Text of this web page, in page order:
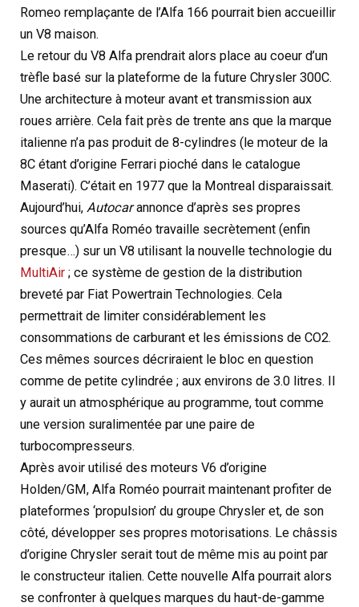
Romeo remplaçante de l’Alfa 166 pourrait bien accueillir
un V8 maison.
Le retour du V8 Alfa prendrait alors place au coeur d’un
trèfle basé sur la plateforme de la future Chrysler 300C.
Une architecture à moteur avant et transmission aux
roues arrière. Cela fait près de trente ans que la marque
italienne n’a pas produit de 8-cylindres (le moteur de la
8C étant d’origine Ferrari pioché dans le catalogue
Maserati). C’était en 1977 que la Montreal disparaissait.
Aujourd’hui,Autocarannonce d’après ses propres
sources qu’Alfa Roméo travaille secrètement (enfin
presque…) sur un V8 utilisant la nouvelle technologie du
MultiAir ; ce système de gestion de la distribution
breveté par Fiat Powertrain Technologies. Cela
permettrait de limiter considérablement les
consommations de carburant et les émissions de CO2.
Ces mêmes sources décriraient le bloc en question
comme de petite cylindrée ; aux environs de 3.0 litres. Il
y aurait un atmosphérique au programme, tout comme
une version suralimentée par une paire de
turbocompresseurs.
Après avoir utilisé des moteurs V6 d’origine
Holden/GM, Alfa Roméo pourrait maintenant profiter de
plateformes ‘propulsion’ du groupe Chrysler et, de son
côté, développer ses propres motorisations. Le châssis
d’origine Chrysler serait tout de même mis au point par
le constructeur italien. Cette nouvelle Alfa pourrait alors
se confronter à quelques marques du haut-de-gamme